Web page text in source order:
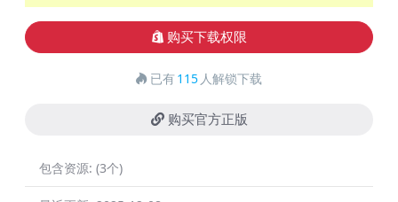
购买下载权限
已有115 人解锁下载
购买官方正版
包含资源: (3个)